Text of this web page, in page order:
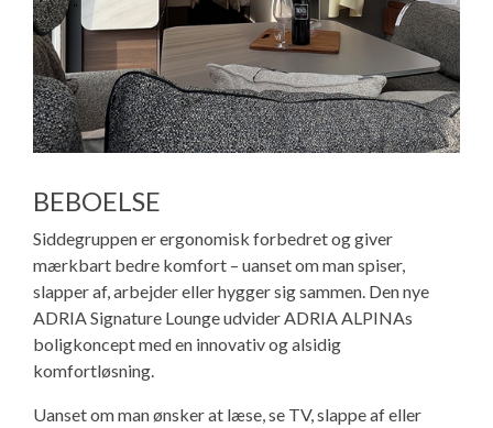
BEBOELSE
Siddegruppen er ergonomisk forbedret og giver
mærkbart bedre komfort – uanset om man spiser,
slapper af, arbejder eller hygger sig sammen. Den nye
ADRIA Signature Lounge udvider ADRIA ALPINAs
boligkoncept med en innovativ og alsidig
komfortløsning.
Uanset om man ønsker at læse, se TV, slappe af eller